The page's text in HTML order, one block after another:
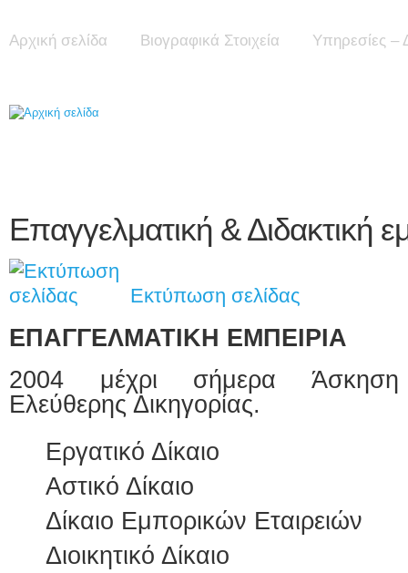
Αρχική σελίδα Βιογραφικά Στοιχεία Υπηρεσίες –
Επαγγελματική & Διδακτική
Εκτύπωση σελίδας
ΕΠΑΓΓΕΛΜΑΤΙΚΗ ΕΜΠΕΙΡΙΑ
2004 μέχρι σήμερα Άσκηση
Ελεύθερης Δικηγορίας.
Εργατικό Δίκαιο
Αστικό Δίκαιο
Δίκαιο Εμπορικών Εταιρειών
Διοικητικό Δίκαιο